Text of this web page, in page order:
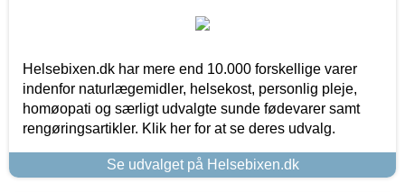
Helsebixen.dk har mere end 10.000 forskellige varer
indenfor naturlægemidler, helsekost, personlig pleje,
homøopati og særligt udvalgte sunde fødevarer samt
rengøringsartikler. Klik her for at se deres udvalg.
Se udvalget på Helsebixen.dk